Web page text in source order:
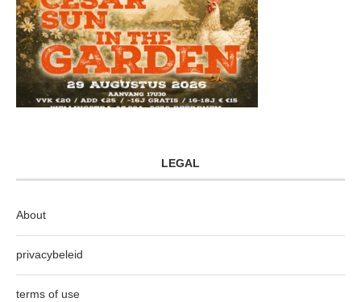
LEGAL
About
privacybeleid
terms of use